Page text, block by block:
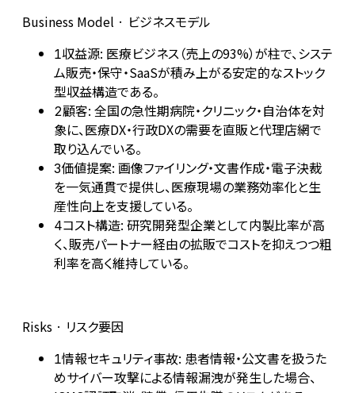
Business Model · ビジネスモデル
1収益源: 医療ビジネス（売上の93%）が柱で、システ
ム販売・保守・SaaSが積み上がる安定的なストック
型収益構造である。
2顧客: 全国の急性期病院・クリニック・自治体を対
象に、医療DX・行政DXの需要を直販と代理店網で
取り込んでいる。
3価値提案: 画像ファイリング・文書作成・電子決裁
を一気通貫で提供し、医療現場の業務効率化と生
産性向上を支援している。
4コスト構造: 研究開発型企業として内製比率が高
く、販売パートナー経由の拡販でコストを抑えつつ粗
利率を高く維持している。
Risks · リスク要因
1情報セキュリティ事故: 患者情報・公文書を扱うた
めサイバー攻撃による情報漏洩が発生した場合、